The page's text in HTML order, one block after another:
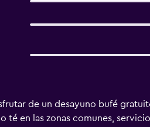
de un desayuno bufé
té en las zonas comunes,